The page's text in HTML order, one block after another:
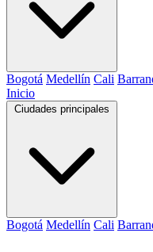
Bogotá Medellín Cali
Inicio
Bogotá Medellín Cali